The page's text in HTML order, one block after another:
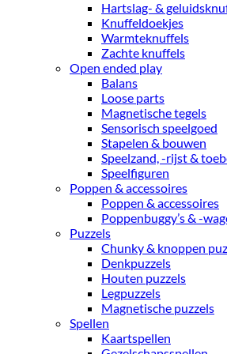
Hartslag- &
Knuffeldoekjes
Warmteknuffels
Zachte knuffels
Open ended play
Balans
Loose parts
Magnetische tegels
Sensorisch speelgoed
Stapelen & bouwen
Speelzand, -rijst &
Speelfiguren
Poppen & accessoires
Poppen & accessoires
Poppenbuggy’s & -
Puzzels
Chunky & knoppen
Denkpuzzels
Houten puzzels
Legpuzzels
Magnetische puzzels
Spellen
Kaartspellen